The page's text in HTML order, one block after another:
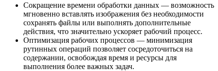
Сокращение времени обработки данных — возможность
мгновенно вставлять изображения без необходимости
сохранять файлы или выполнять дополнительные
действия, что значительно ускоряет рабочий процесс.
Оптимизация рабочих процессов — минимизация
рутинных операций позволяет сосредоточиться на
содержании, освобождая время и ресурсы для
выполнения более важных задач.